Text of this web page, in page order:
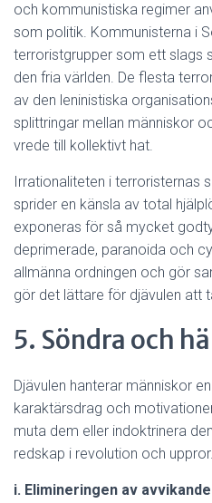
och kommunistiska regimer
som politik. Kommunisterna i
terroristgrupper som ett slags
den fria världen. De flesta
av den leninistiska
splittringar mellan människor
vrede till kollektivt hat.
Irrationaliteten i terroristernas
sprider en känsla av total
exponeras för så mycket
deprimerade, paranoida och
allmänna ordningen och gör
gör det lättare för djävulen att
5. Söndra och
Djävulen hanterar människor
karaktärsdrag och
muta dem eller indoktrinera
redskap i revolution och uppror.
i. Elimineringen av